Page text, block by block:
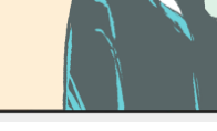
ColleGo! 大學